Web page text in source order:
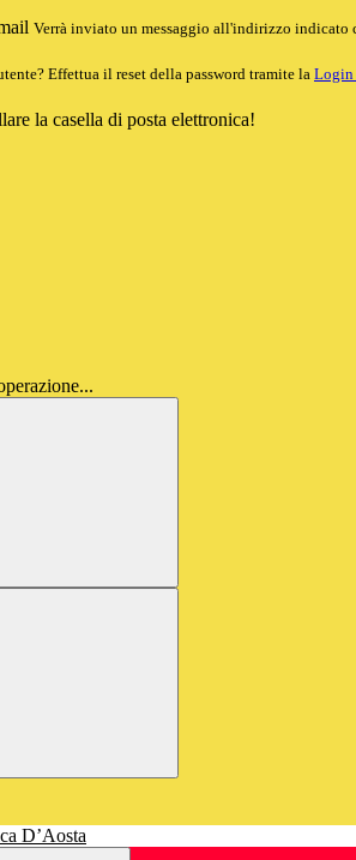
Verrà inviato un messaggio all'indirizzo indicato
Effettua il reset della password tramite la Login
la casella di posta elettronica!